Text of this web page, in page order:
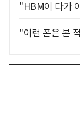
"HBM이 다가
"이런 폰은 본